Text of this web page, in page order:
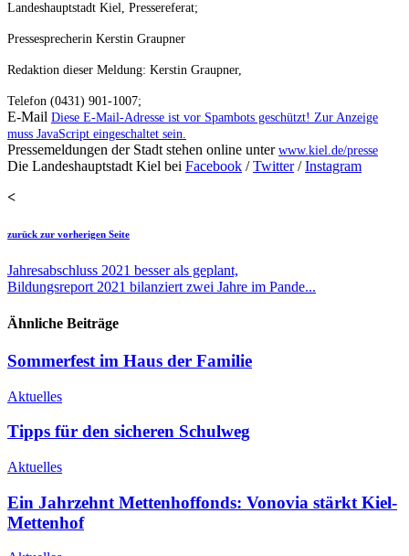
Landeshauptstadt Kiel, Pressereferat;
Pressesprecherin Kerstin Graupner
Redaktion dieser Meldung: Kerstin Graupner,
Telefon (0431) 901-1007;
E-Mail Diese E-Mail-Adresse ist vor Spambots geschützt! Zur Anzeige
muss JavaScript eingeschaltet sein.
Pressemeldungen der Stadt stehen online unter www.kiel.de/presse
Die Landeshauptstadt Kiel bei Facebook /Twitter/Instagram
<
zurück zur vorherigen Seite
Jahresabschluss 2021 besser als geplant,
Bildungsreport 2021 bilanziert zwei Jahre im Pande...
Ähnliche Beiträge
Sommerfest im Haus der Familie
Aktuelles
Tipps für den sicheren Schulweg
Aktuelles
Ein Jahrzehnt Mettenhoffonds: Vonovia stärkt Kiel-
Mettenhof